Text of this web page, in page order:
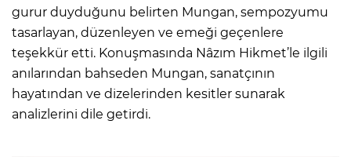
gurur duyduğunu belirten Mungan, sempozyumu
tasarlayan, düzenleyen ve emeği geçenlere
teşekkür etti. Konuşmasında Nâzım Hikmet’le ilgili
anılarından bahseden Mungan, sanatçının
hayatından ve dizelerinden kesitler sunarak
analizlerini dile getirdi.